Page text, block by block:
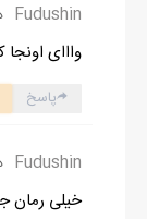
Fudushin
وااای
پاسخ
Fudushin
خیلی رمان